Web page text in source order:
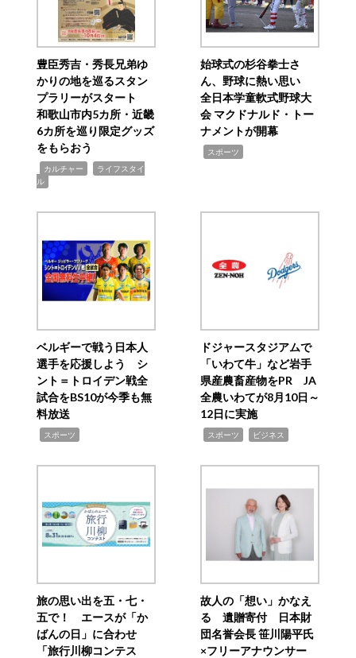
豊臣秀吉・秀長兄弟ゆ
かりの地を巡るスタン
プラリーがスタート
和歌山市内5カ所・近畿
6カ所を巡り限定グッズ
をもらおう
カルチャー
ライフスタイ
ル
始球式の杉谷拳士さ
ん、野球に熱い思い
全日本学童軟式野球大
会 マクドナルド・トー
ナメントが開幕
スポーツ
ベルギーで戦う日本人
選手を応援しよう シ
ント＝トロイデン戦全
試合をBS10が今季も無
料放送
スポーツ
ドジャースタジアムで
「いわて牛」など岩手
県産農畜産物をPR JA
全農いわてが8月10日～
12日に実施
スポーツ ビジネス
旅の思い出を五・七・
五で！ エースが「か
ばんの日」に合わせ
「旅行川柳コンテス
故人の「想い」かなえ
る 遺贈寄付 日本財
団名誉会長 笹川陽平氏
×フリーアナウンサー